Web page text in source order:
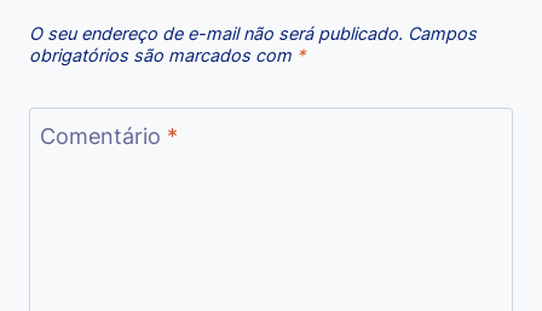
O seu endereço de e-mail não será publicado. Campos
obrigatórios são marcados com *
Comentário *